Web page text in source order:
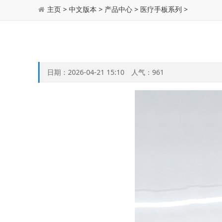
主页 > 中文版本 > 产品中心 > 医疗手板系列 >
日期：2026-04-21 15:10 人气： 961